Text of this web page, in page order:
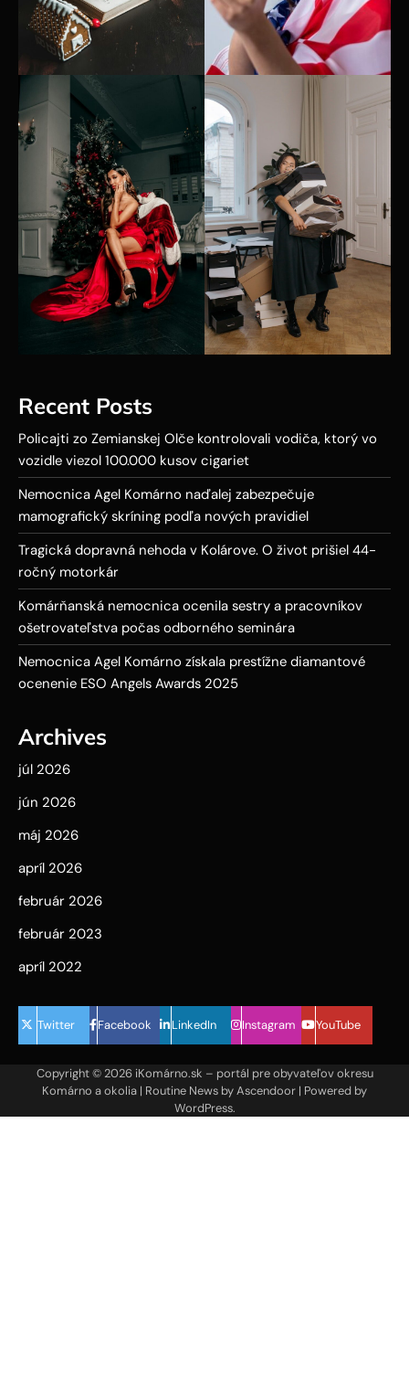
Recent Posts
Policajti zo Zemianskej Olče kontrolovali vodiča, ktorý vo
vozidle viezol 100.000 kusov cigariet
Nemocnica Agel Komárno naďalej zabezpečuje
mamografický skríning podľa nových pravidiel
Tragická dopravná nehoda v Kolárove. O život prišiel 44-
ročný motorkár
Komárňanská nemocnica ocenila sestry a pracovníkov
ošetrovateľstva počas odborného seminára
Nemocnica Agel Komárno získala prestížne diamantové
ocenenie ESO Angels Awards 2025
Archives
júl 2026
jún 2026
máj 2026
apríl 2026
február 2026
február 2023
apríl 2022
Twitter Facebook LinkedIn Instagram YouTube
Copyright © 2026 iKomárno.sk – portál pre obyvateľov okresu
Komárno a okolia | Routine News byAscendoor | Powered by
WordPress.